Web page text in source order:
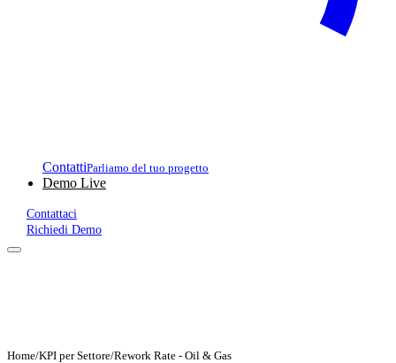
ContattiParliamo del tuo progetto
Demo Live
Contattaci
Richiedi Demo
Home/KPI per Settore/Rework Rate - Oil & Gas